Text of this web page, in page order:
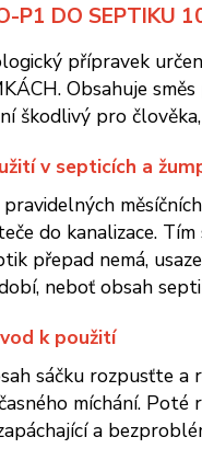
P1 DO SEPTIKU
přípravek
Obsahuje
škodlivý pro
v septicích a
pravidelných
do kanalizace.
přepad nemá,
neboť obsah
k použití
sáčku rozpusťte a
míchání.
a